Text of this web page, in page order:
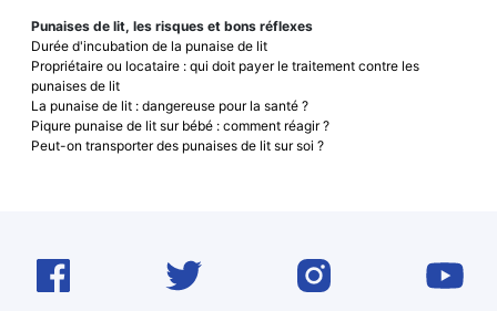
Punaises de lit, les risques et bons réflexes
Durée d'incubation de la punaise de lit
Propriétaire ou locataire : qui doit payer le traitement contre les
punaises de lit
La punaise de lit : dangereuse pour la santé ?
Piqure punaise de lit sur bébé : comment réagir ?
Peut-on transporter des punaises de lit sur soi ?